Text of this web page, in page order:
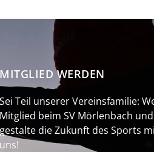
MITGLIED WERDEN
Sei Teil unserer Vereinsfamilie:
Mitglied beim SV Mörlenbach und
gestalte die Zukunft des Sports
uns!